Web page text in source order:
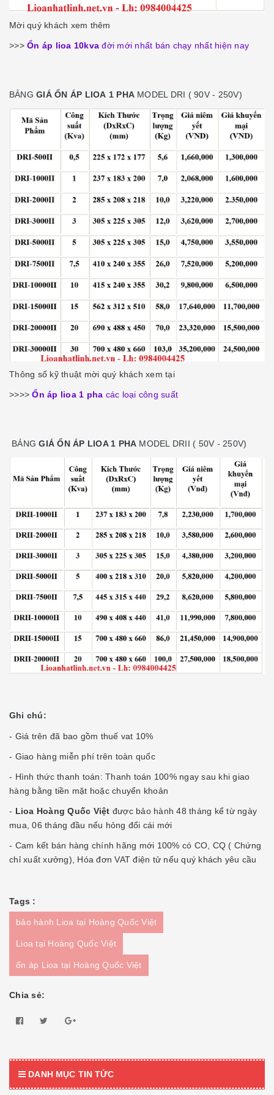
Mời quý khách xem thêm
>>> Ổn áp lioa 10kvađời mới nhất bán chạy nhất hiện nay
BẢNGGIÁ ỔN ÁP LIOA 1 PHA MODEL DRI ( 90V - 250V)
Thông số kỹ thuật mời quý khách xem tại
>>>>Ổn áp lioa 1 pha các loại công suất
BẢNG GIÁ ỔN ÁP LIOA 1 PHA MODEL DRII ( 50V - 250V)
Ghi chú:
- Giá trên đã bao gồm thuế vat 10%
- Giao hàng miễn phí trên toàn quốc
- Hình thức thanh toán: Thanh toán 100% ngay sau khi giao
hàng bằng tiền mặt hoặc chuyển khoản
- Lioa Hoàng Quốc Việt được bảo hành 48 tháng kể từ ngày
mua, 06 tháng đầu nếu hỏng đổi cái mới
- Cam kết bán hàng chính hãng mới 100% có CO, CQ ( Chứng
chỉ xuất xưởng), Hóa đơn VAT điện tử nếu quý khách yêu cầu
Tags :
bảo hành Lioa tại Hoàng Quốc Việt
Lioa tại Hoàng Quốc Việt
ổn áp Lioa tại Hoàng Quốc Việt
Chia sẻ:
DANH MỤC TIN TỨC